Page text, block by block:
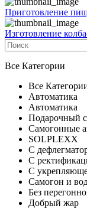
Приготовление
Изготовление
Все Категории
Все
Автоматика
Автоматика
Подарочный
Самогонные
SOLPLEXX
С
С
С
Самогон и
Без
Добрый жар